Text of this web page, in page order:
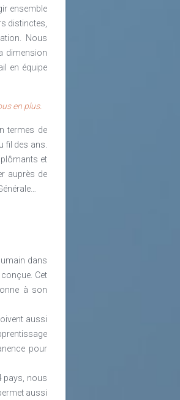
ensemble
distinctes,
Nous
dimension
en équipe
en plus.
termes de
fil des ans.
et
auprès de
dans
Cet
à son
aussi
pour
pays, nous
aussi